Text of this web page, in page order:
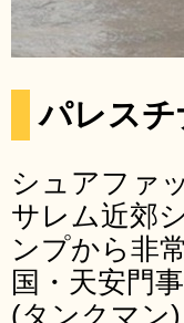
パレスチ
シュアファ
サレム近郊
ンプから非
国・天安門
(タンクマン)